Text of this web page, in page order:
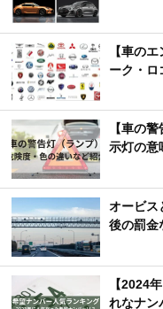
【車の
ーク・ロ
【車の
示灯の意
オービス
後の罰金
【2024
れなナン